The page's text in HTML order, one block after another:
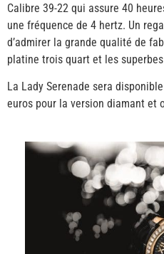
Calibre 39-22 qui assure 40
une fréquence de 4 hertz. Un
d’admirer la grande qualité de
platine trois quart et les
La Lady Serenade sera
euros pour la version diamant et